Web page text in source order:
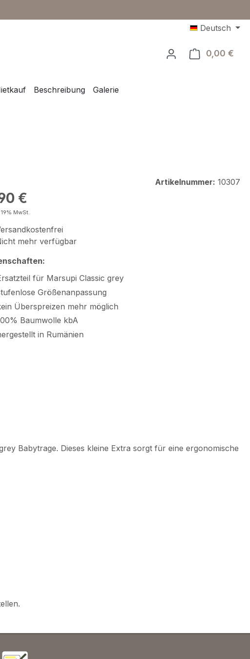
Deutsch
0,00 €
Beschreibung Galerie
Artikelnummer: 10307
Preis:
€
MwSt.
mehr verfügbar
für Marsupi Classic grey
Größenanpassung
Überspreizen mehr möglich
Baumwolle kbA
in Rumänien
Babytrage. Dieses kleine Extra sorgt für eine ergonomische